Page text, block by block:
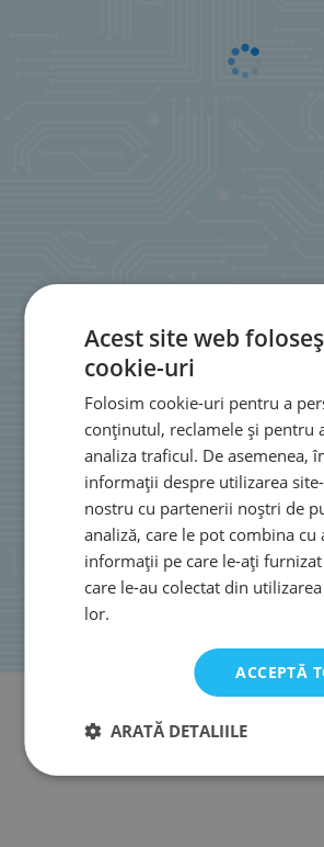
Acest site web
cookie-uri
Folosim cookie-uri pentru a
conținutul, reclamele și pentru
analiza traficul. De asemenea,
informații despre utilizarea
nostru cu partenerii noștri de
analiză, care le pot combina cu
informații pe care le-ați
care le-au colectat din
lor.
ACCEPTĂ
ARATĂ DETALIILE